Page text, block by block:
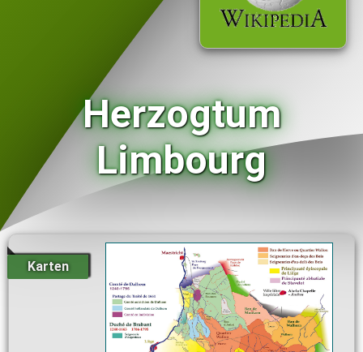
Herzogtum
Limbourg
Karten